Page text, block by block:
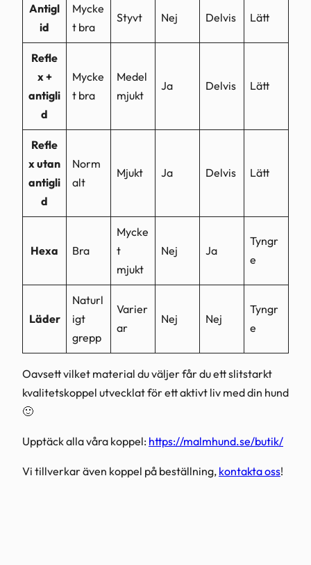
Antigl
id
Mycke
t bra
Styvt Nej Delvis Lätt
Refle
x +
antigli
d
Mycke
t bra
Medel
mjukt
Ja Delvis Lätt
Refle
x utan
antigli
d
Norm
alt
Mjukt Ja Delvis Lätt
Hexa Bra
Mycke
t
mjukt
Nej Ja
Tyngr
e
Läder
Naturl
igt
grepp
Varier
ar
Nej Nej
Tyngr
e
Oavsett vilket material du väljer får du ett slitstarkt
kvalitetskoppel utvecklat för ett aktivt liv med din hund
🙂
Upptäck alla våra koppel: https://malmhund.se/butik/
Vi tillverkar även koppel på beställning, kontakta oss!